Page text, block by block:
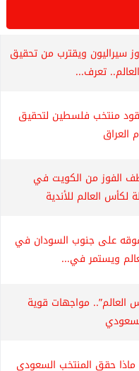
سيراليون ويقترب من تحقيق
تعرف...
منتخب فلسطين لتحقيق
العراق
الفوز من الكويت في
لكأس العالم للأندية
على جنوب السودان في
ويستمر في...
العالم”.. مواجهات قوية
ماذا حقق المنتخب السعودي